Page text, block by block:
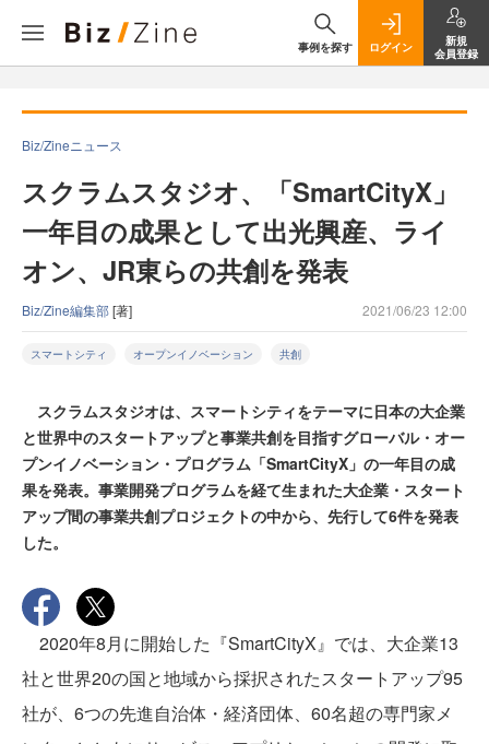
事例を探す ログイン
新規
会員登録
Biz/Zineニュース
スクラムスタジオ、「SmartCityX」
一年目の成果として出光興産、ライ
オン、JR東らの共創を発表
Biz/Zine編集部[著] 2021/06/23 12:00
スマートシティ オープンイノベーション 共創
スクラムスタジオは、スマートシティをテーマに日本の大企業
と世界中のスタートアップと事業共創を目指すグローバル・オー
プンイノベーション・プログラム「SmartCityX」の一年目の成
果を発表。事業開発プログラムを経て生まれた大企業・スタート
アップ間の事業共創プロジェクトの中から、先行して6件を発表
した。
2020年8月に開始した『SmartCityX』では、大企業13
社と世界20の国と地域から採択されたスタートアップ95
社が、6つの先進自治体・経済団体、60名超の専門家メ